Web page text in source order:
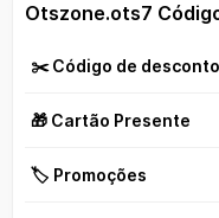
Otszone.ots7
✂️ Código de desconto
🎁 Cartão Presente
🏷️ Promoções